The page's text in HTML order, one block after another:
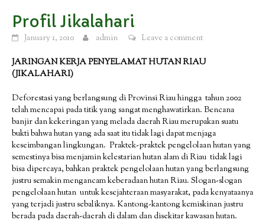
Profil Jikalahari
January 1, 2010 admin Leave a comment
JARINGAN KERJA PENYELAMAT HUTAN RIAU
(JIKALAHARI)
Deforestasi yang berlangsung di Provinsi Riau hingga tahun 2002
telah mencapai pada titik yang sangat menghawatirkan. Bencana
banjir dan kekeringan yang melada daerah Riau merupakan suatu
bukti bahwa hutan yang ada saat itu tidak lagi dapat menjaga
keseimbangan lingkungan. Praktek-praktek pengelolaan hutan yang
semestinya bisa menjamin kelestarian hutan alam di Riau tidak lagi
bisa dipercaya, bahkan praktek pengelolaan hutan yang berlangsung
justru semakin mengancam keberadaan hutan Riau. Slogan-slogan
pengelolaan hutan untuk kesejahteraan masyarakat, pada kenyataanya
yang terjadi justru sebaliknya. Kantong-kantong kemiskinan justru
berada pada daerah-daerah di dalam dan disekitar kawasan hutan.